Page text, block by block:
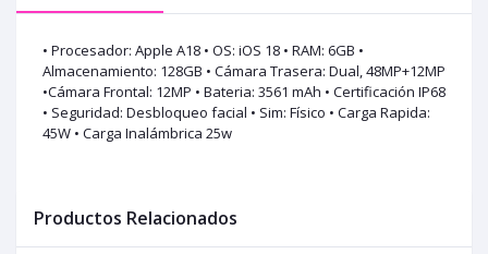
• Procesador: Apple A18 • OS: iOS 18 • RAM: 6GB •
Almacenamiento: 128GB • Cámara Trasera: Dual, 48MP+12MP
•Cámara Frontal: 12MP • Bateria: 3561 mAh • Certificación IP68
• Seguridad: Desbloqueo facial • Sim: Físico • Carga Rapida:
45W • Carga Inalámbrica 25w
Productos Relacionados